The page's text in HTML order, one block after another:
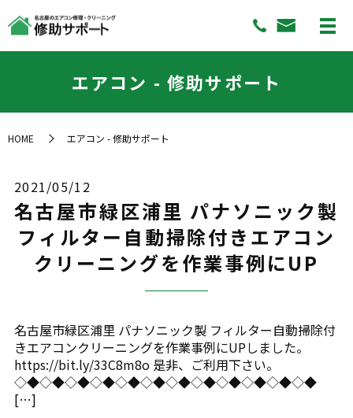
エアコン - 修助サポート
HOME エアコン - 修助サポート
2021/05/12
名古屋市緑区浦里 パナソニック製
フィルター自動掃除付きエアコン
クリーニングを作業事例にUP
名古屋市緑区浦里 パナソニック製 フィルター自動掃除付
きエアコンクリーニングを作業事例にUPしました。
https://bit.ly/33C8m8o 是非、ご利用下さい。
◇◆◇◆◇◆◇◆◇◆◇◆◇◆◇◆◇◆◇◆◇◆◇◆
[…]